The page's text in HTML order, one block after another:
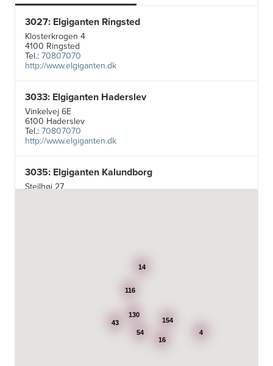
3027: Elgiganten Ringsted
Klosterkrogen 4
4100 Ringsted
Tel.:70807070
http://www.elgiganten.dk
3033: Elgiganten Haderslev
Vinkelvej 6E
6100 Haderslev
Tel.:70807070
http://www.elgiganten.dk
3035: Elgiganten Kalundborg
Stejlhøj 27
154
130
116
16
43
54
4
14